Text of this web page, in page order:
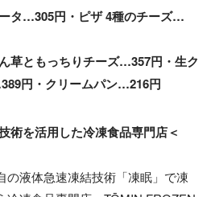
タ…305円・ピザ 4種のチーズ…
草ともっちりチーズ…357円・生ク
円・クリームパン…216円
術を活用した冷凍食品専門店＜
の液体急速凍結技術「凍眠」で凍